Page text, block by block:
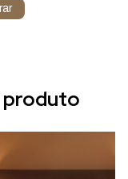
produto